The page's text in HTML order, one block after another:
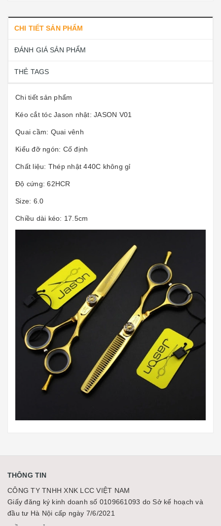
CHI TIẾT SẢN PHẨM
ĐÁNH GIÁ SẢN PHẨM
THẺ TAGS
Chi tiết sản phẩm
Kéo cắt tóc Jason nhật: JASON V01
Quai cầm: Quai vênh
Kiểu đỡ ngón: Cố định
Chất liệu: Thép nhật 440C không gỉ
Độ cứng: 62HCR
Size: 6.0
Chiều dài kéo: 17.5cm
THÔNG TIN
CÔNG TY TNHH XNK LCC VIỆT NAM
Giấy đăng ký kinh doanh số 0109661093 do Sở kế hoạch và
đầu tư Hà Nội cấp ngày 7/6/2021